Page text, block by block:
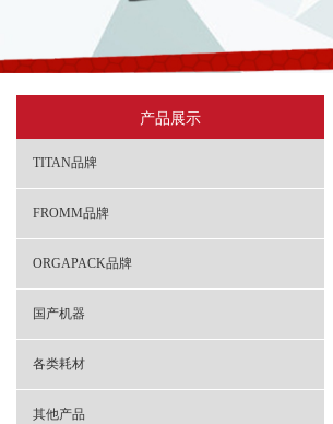
产品展示
TITAN品牌
FROMM品牌
ORGAPACK品牌
国产机器
各类耗材
其他产品